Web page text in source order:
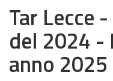
Tar Lecce
del 2024 -
anno 2025